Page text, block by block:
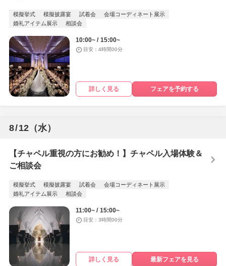
模擬挙式 模擬披露宴 試着会
会場コーディネート展示
婚礼アイテム展示
相談会
10:00~ 15:00~
目安：4時間00分
詳しく見る フェアを予約する
8/12 （水）
【チャペル重視の方にお勧め！】チャペル入場体験＆
ご相談会
模擬挙式 模擬披露宴 試着会
会場コーディネート展示
婚礼アイテム展示
相談会
11:00~ 15:00~
目安：3時間00分
詳しく見る 最新フェアを見る